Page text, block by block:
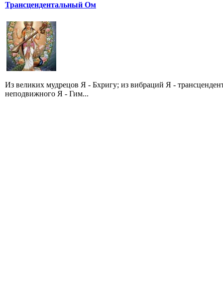
Трансцендентальный Ом
Из великих мудрецов Я - Бхригу; из вибраций Я -
неподвижного Я - Гим...